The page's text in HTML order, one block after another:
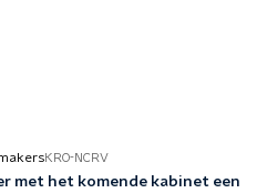
KRO-NCRV
met het komende kabinet een